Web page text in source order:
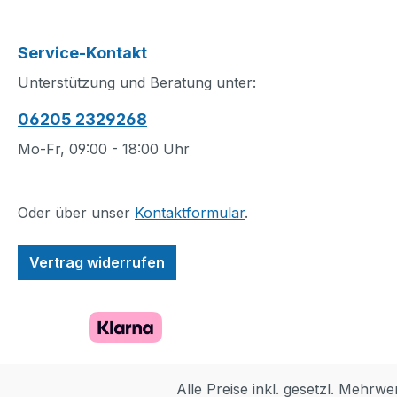
für den „Push & Go“-
Personenzug ausdenken
spannende Aufgaben
lösen. Kinder können
laden oder die
über einen der 5
jede Aktivität durch
Lichter und Geräusche
oder ein
zu bauen,
Bautechniken
Service-Kontakt
Unterstützung und Beratung unter:
06205 2329268
Mo-Fr, 09:00 - 18:00 Uhr
Oder über unser Kontaktformular.
Vertrag widerrufen
Alle Preise inkl. gesetzl.